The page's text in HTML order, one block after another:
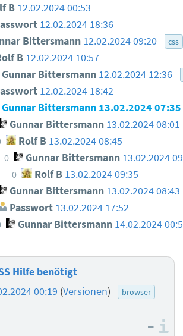
B 12.02.2024 00:53
12.02.2024 18:36
Bittersmann 12.02.2024 09:20 css
B 12.02.2024 10:57
Gunnar Bittersmann 12.02.2024 12:36
12.02.2024 18:42
Gunnar Bittersmann 13.02.2024
Gunnar Bittersmann 13.02.2024 08:01
Rolf B 13.02.2024 08:45
0 Gunnar Bittersmann 13.02.2024
0 Rolf B 13.02.2024 09:35
Gunnar Bittersmann 13.02.2024 08:43
Passwort 13.02.2024 17:52
Gunnar Bittersmann 14.02.2024
Hilfe benötigt
00:19 (Versionen)
browser
–